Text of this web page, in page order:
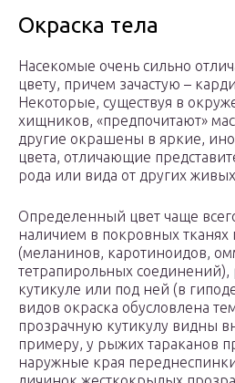
Окраска тела
Насекомые очень сильно
цвету, причем зачастую –
Некоторые, существуя в
хищников, «предпочитают»
другие окрашены в яркие,
цвета, отличающие
рода или вида от других
Определенный цвет чаще
наличием в покровных тканях
(меланинов, каротиноидов,
тетрапирольных соединений),
кутикуле или под ней (в
видов окраска обусловлена
прозрачную кутикулу видны
примеру, у рыжих тараканов
наружные края